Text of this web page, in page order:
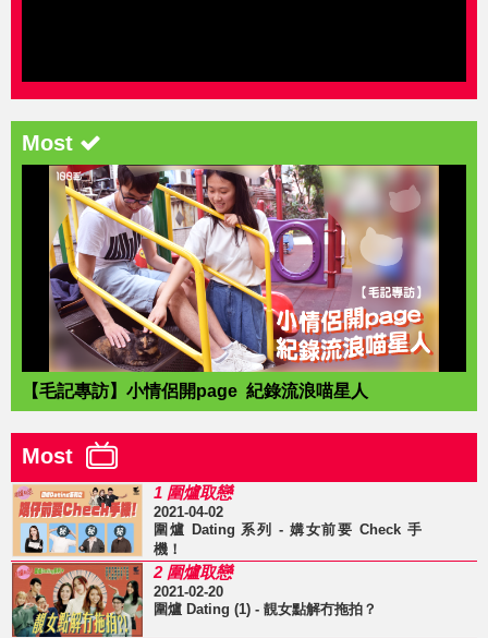
Most
【毛記專訪】小情侶開page 紀錄流浪喵星人
Most
1 圍爐取戀
2021-04-02
圍爐 Dating 系列 - 媾女前要 Check 手
機！
2 圍爐取戀
2021-02-20
圍爐 Dating (1) - 靚女點解冇拖拍？